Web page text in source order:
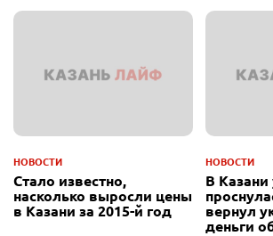
НОВОСТИ
Стало известно,
насколько выросли цены
в Казани за 2015-й год
НОВОСТИ
В Казани
вернул
деньги